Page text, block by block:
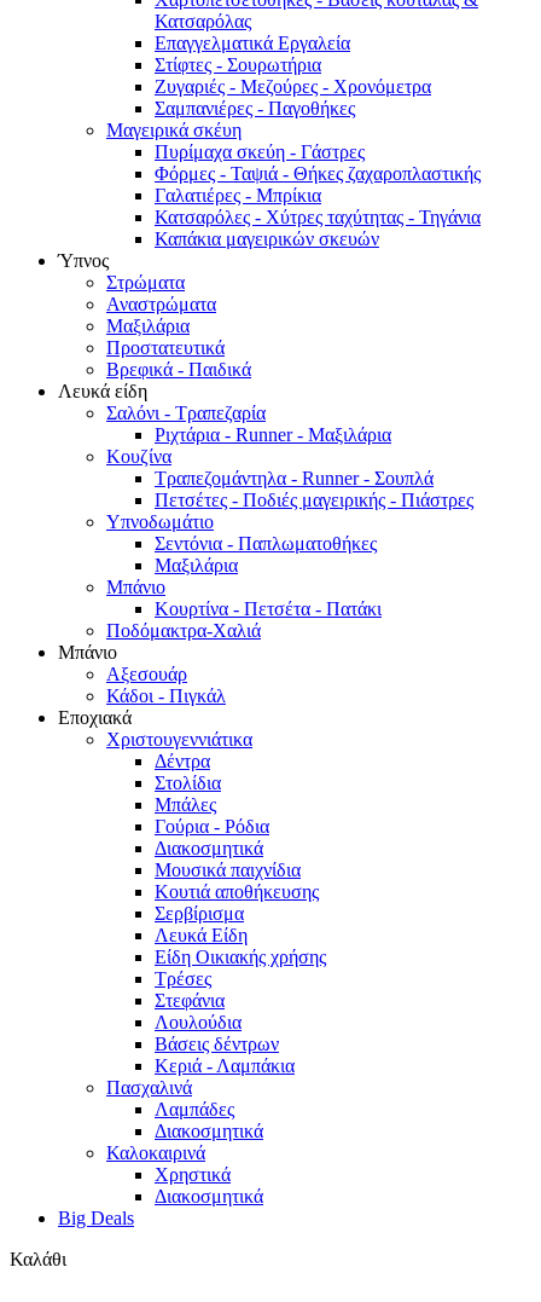
Κατσαρόλας
Επαγγελματικά Εργαλεία
Στίφτες - Σουρωτήρια
Ζυγαριές - Μεζούρες - Χρονόμετρα
Σαμπανιέρες - Παγοθήκες
Μαγειρικά σκέυη
Πυρίμαχα σκεύη - Γάστρες
Φόρμες - Ταψιά - Θήκες ζαχαροπλαστικής
Γαλατιέρες - Μπρίκια
Κατσαρόλες - Χύτρες ταχύτητας - Τηγάνια
Καπάκια μαγειρικών σκευών
Ύπνος
Στρώματα
Αναστρώματα
Μαξιλάρια
Προστατευτικά
Βρεφικά - Παιδικά
Λευκά είδη
Σαλόνι - Τραπεζαρία
Ριχτάρια - Runner - Μαξιλάρια
Κουζίνα
Τραπεζομάντηλα - Runner - Σουπλά
Πετσέτες - Ποδιές μαγειρικής - Πιάστρες
Υπνοδωμάτιο
Σεντόνια - Παπλωματοθήκες
Μαξιλάρια
Μπάνιο
Κουρτίνα - Πετσέτα - Πατάκι
Ποδόμακτρα-Χαλιά
Μπάνιο
Αξεσουάρ
Κάδοι - Πιγκάλ
Εποχιακά
Χριστουγεννιάτικα
Δέντρα
Στολίδια
Μπάλες
Γούρια - Ρόδια
Διακοσμητικά
Μουσικά παιχνίδια
Κουτιά αποθήκευσης
Σερβίρισμα
Λευκά Είδη
Είδη Οικιακής χρήσης
Τρέσες
Στεφάνια
Λουλούδια
Βάσεις δέντρων
Κεριά - Λαμπάκια
Πασχαλινά
Λαμπάδες
Διακοσμητικά
Καλοκαιρινά
Χρηστικά
Διακοσμητικά
Big Deals
Καλάθι